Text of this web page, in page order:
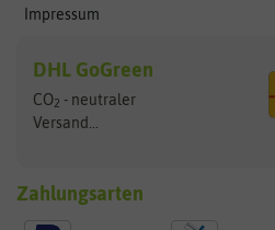
Impressum
DHL GoGreen
CO2 - neutraler
Versand...
Zahlungsarten